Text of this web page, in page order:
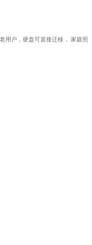
用户，硬盘可直接迁移， 家庭照